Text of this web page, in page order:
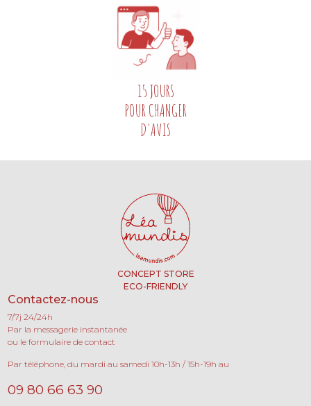
15 JOURS
POUR CHANGER
D'AVIS
CONCEPT STORE
ECO-FRIENDLY
Contactez-nous
7/7j 24/24h
Par la messagerie instantanée
ou le formulaire de contact
Par téléphone, du mardi au samedi 10h-13h / 15h-19h au
09 80 66 63 90